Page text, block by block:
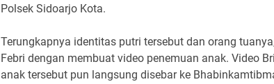
Polsek Sidoarjo Kota.
Terungkapnya identitas putri tersebut dan orang
Febri dengan membuat video penemuan anak. Video
anak tersebut pun langsung disebar ke